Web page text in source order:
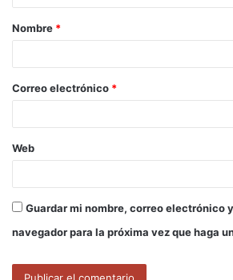
a
r
*
Nombre *
Correo electrónico *
Web
Guardar mi nombre, correo electrónico
navegador para la próxima vez que haga